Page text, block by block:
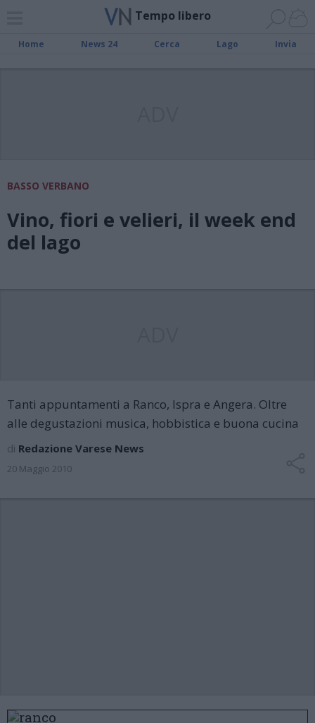
Tempo libero
Home News 24 Cerca Lago Invia
BASSO VERBANO
Vino, fiori e velieri, il week end
del lago
Tanti appuntamenti a Ranco, Ispra e Angera. Oltre
alle degustazioni musica, hobbistica e buona cucina
di Redazione Varese News
20 Maggio 2010